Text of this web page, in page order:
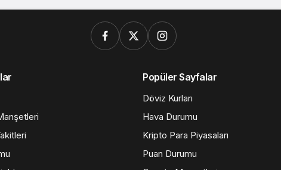
Popüler Sayfalar
Döviz Kurları
Hava Durumu
Kripto Para Piyasaları
Puan Durumu